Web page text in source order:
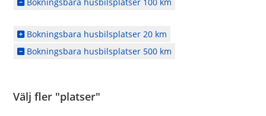
Bokningsbara husbilsplatser 20 km
Bokningsbara husbilsplatser 500 km
Välj fler "platser"